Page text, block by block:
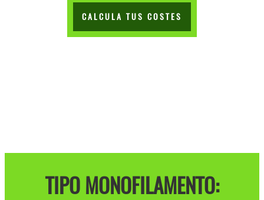
CALCULA TUS COSTES
TIPO MONOFILAMENTO: